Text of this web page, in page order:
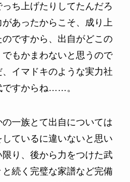
ち上げたりしてたんだろ
あったからこそ、成り上
ですから、出自がどこの
もかまわないと思うので
イマドキのような実力社
ですからね……。
一族とて出自については
ているに違いないと思い
り、後から力をつけた武
続く完璧な家譜など完備